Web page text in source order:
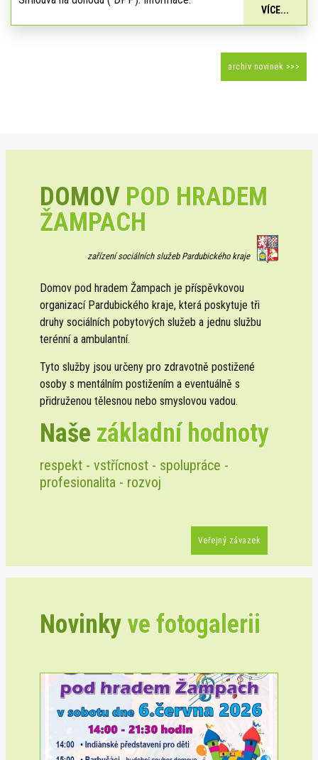
VÍCE...
archiv novinek >>>
DOMOV POD HRADEM
ŽAMPACH
zařízení sociálních služeb Pardubického kraje
Domov pod hradem Žampach je příspěvkovou
organizací Pardubického kraje, která poskytuje tři
druhy sociálních pobytových služeb a jednu službu
terénní a ambulantní.
Tyto služby jsou určeny pro zdravotně postižené
osoby s mentálním postižením a eventuálně s
přidruženou tělesnou nebo smyslovou vadou.
Naše základní hodnoty
respekt - vstřícnost - spolupráce -
profesionalita - rozvoj
Veřejný závazek
Novinkyve fotogalerii